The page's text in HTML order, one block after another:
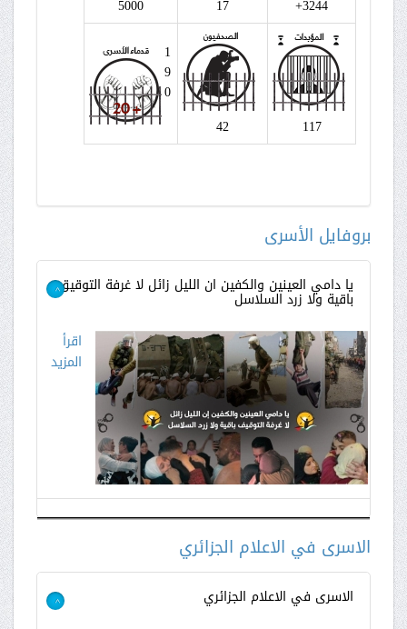
3244+
17
5000
117
42
1
9
0
بروفايل الأسرى
يا دامي العينين والكفين ان الليل زائل لا غرفة التوقيق
باقية ولا زرد السلاسل >
اقرأ
المزيد
الاسرى في الاعلام الجزائري
الاسرى في الاعلام الجزائري >